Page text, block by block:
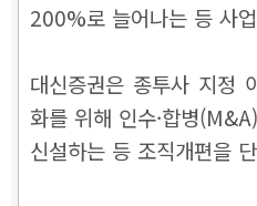
200%로 늘어나는 등 사
대신증권은 종투사 지정
화를 위해 인수·합병
신설하는 등 조직개편을